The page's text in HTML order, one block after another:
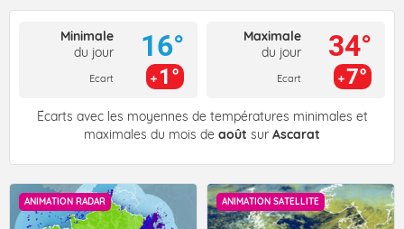
Minimale
du jour
Ecart
16°
1°
Maximale
du jour
Ecart
34°
7°
Écarts avec les moyennes de températures minimales et
maximales du mois de août sur Ascarat
ANIMATION RADAR ANIMATION SATELLITE